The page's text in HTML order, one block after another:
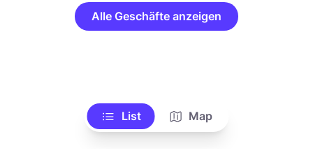
Alle Geschäfte anzeigen
List Map